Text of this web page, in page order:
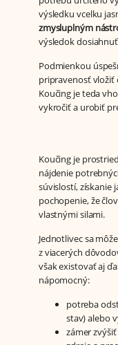
výsledku vcelku
zmysluplným
výsledok
Podmienkou
pripravenosť vložiť
Koučing je teda
vykročiť a urobiť
Koučing je
nájdenie
súvislostí, získanie
pochopenie, že
vlastnými silami.
Jednotlivec sa
z viacerých
však existovať aj
nápomocný:
potreba
stav) alebo
zámer